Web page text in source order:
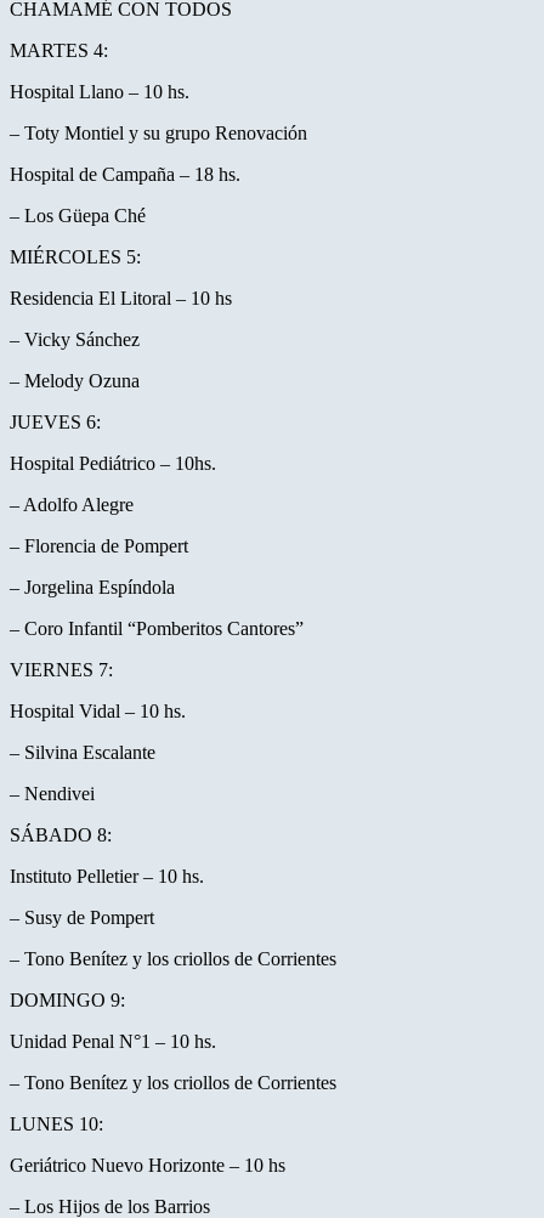
CHAMAMÉ CON TODOS
MARTES 4:
Hospital Llano – 10 hs.
– Toty Montiel y su grupo Renovación
Hospital de Campaña – 18 hs.
– Los Güepa Ché
MIÉRCOLES 5:
Residencia El Litoral – 10 hs
– Vicky Sánchez
– Melody Ozuna
JUEVES 6:
Hospital Pediátrico – 10hs.
– Adolfo Alegre
– Florencia de Pompert
– Jorgelina Espíndola
– Coro Infantil “Pomberitos Cantores”
VIERNES 7:
Hospital Vidal – 10 hs.
– Silvina Escalante
– Nendivei
SÁBADO 8:
Instituto Pelletier – 10 hs.
– Susy de Pompert
– Tono Benítez y los criollos de Corrientes
DOMINGO 9:
Unidad Penal N°1 – 10 hs.
– Tono Benítez y los criollos de Corrientes
LUNES 10:
Geriátrico Nuevo Horizonte – 10 hs
– Los Hijos de los Barrios